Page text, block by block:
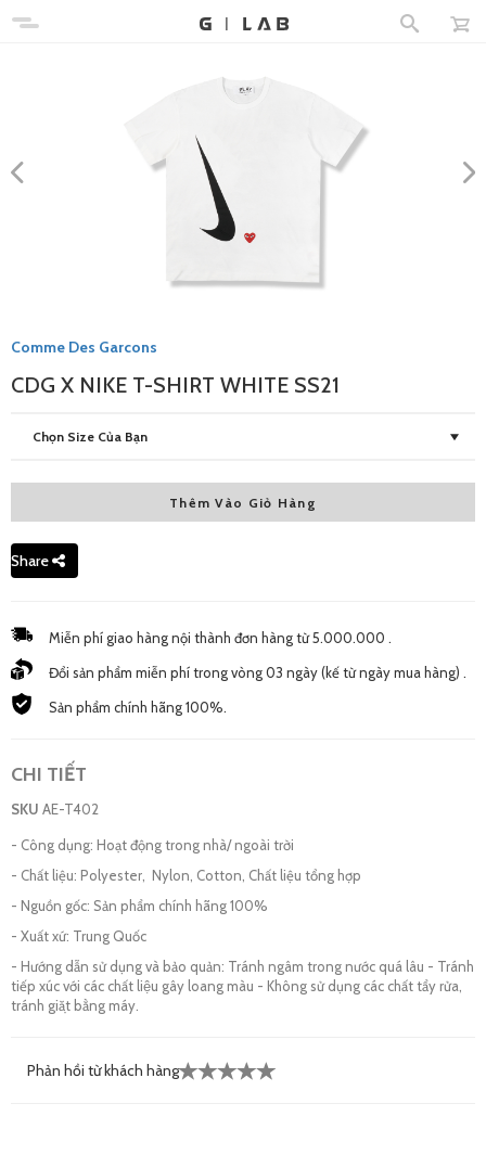
Comme Des Garcons
CDG X NIKE T-SHIRT WHITE SS21
Chọn Size Của Bạn
2,200,000 đ
L - New
Thêm Vào Giỏ Hàng
Share
Miễn phí giao hàng nội thành đơn hàng từ 5.000.000 .
Đổi sản phẩm miễn phí trong vòng 03 ngày (kế từ ngày mua hàng) .
Sản phẩm chính hãng 100%.
CHI TIẾT
SKU AE-T402
- Công dụng: Hoạt động trong nhà/ ngoài trời
- Chất liệu: Polyester, Nylon, Cotton, Chất liệu tổng hợp
- Nguồn gốc: Sản phẩm chính hãng 100%
- Xuất xứ: Trung Quốc
- Hướng dẫn sử dụng và bảo quản: Tránh ngâm trong nước quá lâu - Tránh
tiếp xúc với các chất liệu gây loang màu - Không sử dụng các chất tẩy rửa,
tránh giặt bằng máy.
Phản hồi từ khách hàng